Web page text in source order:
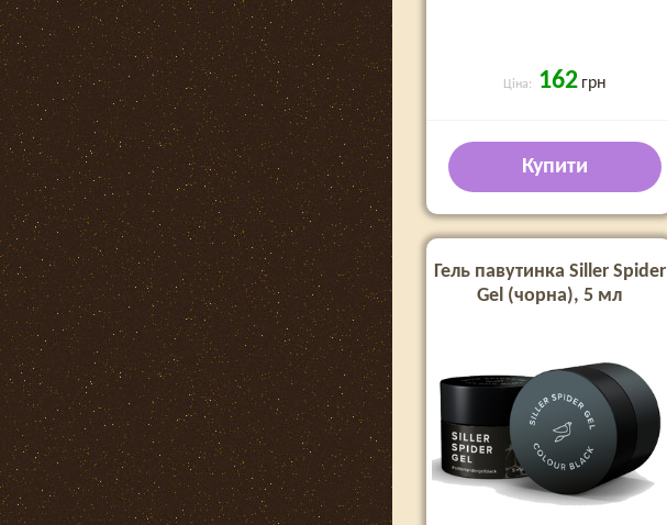
Ціна: 162 грн
Купити
Гель павутинка Siller Spider
Gel (чорна), 5 мл